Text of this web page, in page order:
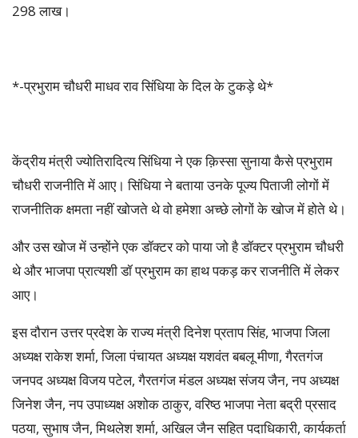
298 लाख।
*-प्रभुराम चौधरी माधव राव सिंधिया के दिल के टुकड़े थे*
केंद्रीय मंत्री ज्योतिरादित्य सिंधिया ने एक क़िस्सा सुनाया कैसे प्रभुराम
चौधरी राजनीति में आए। सिंधिया ने बताया उनके पूज्य पिताजी लोगों में
राजनीतिक क्षमता नहीं खोजते थे वो हमेशा अच्छे लोगों के खोज में होते थे।
और उस खोज में उन्होंने एक डॉक्टर को पाया जो है डॉक्टर प्रभुराम चौधरी
थे और भाजपा प्रात्यशी डॉ प्रभुराम का हाथ पकड़ कर राजनीति में लेकर
आए।
इस दौरान उत्तर प्रदेश के राज्य मंत्री दिनेश प्रताप सिंह, भाजपा जिला
अध्यक्ष राकेश शर्मा, जिला पंचायत अध्यक्ष यशवंत बबलू मीणा, गैरतगंज
जनपद अध्यक्ष विजय पटेल, गैरतगंज मंडल अध्यक्ष संजय जैन, नप अध्यक्ष
जिनेश जैन, नप उपाध्यक्ष अशोक ठाकुर, वरिष्ठ भाजपा नेता बद्री प्रसाद
पठया, सुभाष जैन, मिथलेश शर्मा, अखिल जैन सहित पदाधिकारी, कार्यकर्ता